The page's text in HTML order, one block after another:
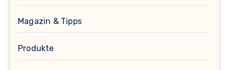
Magazin & Tipps
Produkte